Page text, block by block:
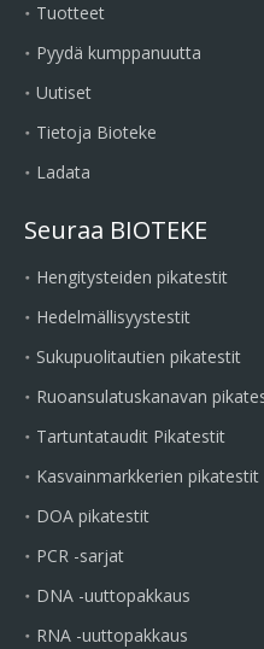
Tuotteet
Pyydä kumppanuutta
Uutiset
Tietoja Bioteke
Ladata
Seuraa BIOTEKE
Hengitysteiden pikatestit
Hedelmällisyystestit
Sukupuolitautien pikatestit
Ruoansulatuskanavan
Tartuntataudit Pikatestit
Kasvainmarkkerien pikatestit
DOA pikatestit
PCR -sarjat
DNA -uuttopakkaus
RNA -uuttopakkaus